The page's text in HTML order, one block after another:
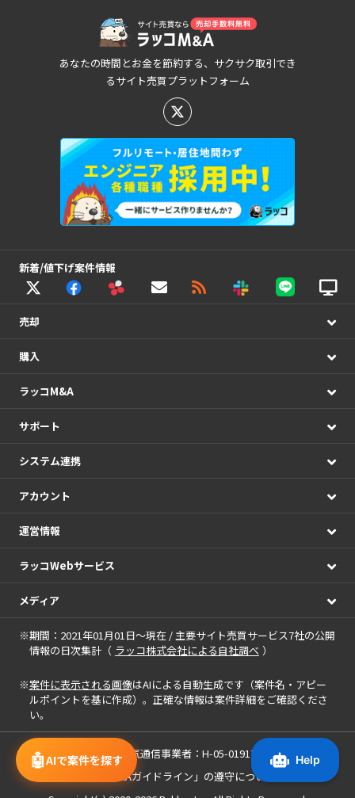
🤖AIで案件を探す
あなたの時間とお金を節約する、サクサク取引でき
るサイト売買プラットフォーム
新着/値下げ案件情報
売却
購入
ラッコM&A
サポート
システム連携
アカウント
運営情報
ラッコWebサービス
メディア
※期間：2021年01月01日～現在 / 主要サイト売買サービス7社の公開
情報の日次集計（ ラッコ株式会社による自社調べ ）
※案件に表示される画像はAIによる自動生成です（案件名・アピー
ルポイントを基に作成）。正確な情報は案件詳細をご確認くださ
い。
届出電気通信事業者：H-05-01917
「中小M&Aガイドライン」の遵守について